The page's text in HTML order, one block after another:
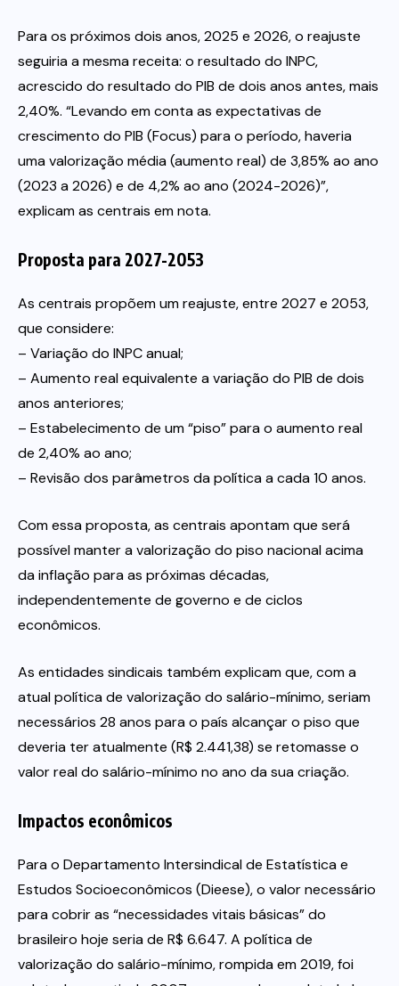
Para os próximos dois anos, 2025 e 2026, o reajuste
seguiria a mesma receita: o resultado do INPC,
acrescido do resultado do PIB de dois anos antes, mais
2,40%. “Levando em conta as expectativas de
crescimento do PIB (Focus) para o período, haveria
uma valorização média (aumento real) de 3,85% ao ano
(2023 a 2026) e de 4,2% ao ano (2024-2026)”,
explicam as centrais em nota.
Proposta para 2027-2053
As centrais propõem um reajuste, entre 2027 e 2053,
que considere:
– Variação do INPC anual;
– Aumento real equivalente a variação do PIB de dois
anos anteriores;
– Estabelecimento de um “piso” para o aumento real
de 2,40% ao ano;
– Revisão dos parâmetros da política a cada 10 anos.
Com essa proposta, as centrais apontam que será
possível manter a valorização do piso nacional acima
da inflação para as próximas décadas,
independentemente de governo e de ciclos
econômicos.
As entidades sindicais também explicam que, com a
atual política de valorização do salário-mínimo, seriam
necessários 28 anos para o país alcançar o piso que
deveria ter atualmente (R$ 2.441,38) se retomasse o
valor real do salário-mínimo no ano da sua criação.
Impactos econômicos
Para o Departamento Intersindical de Estatística e
Estudos Socioeconômicos (Dieese), o valor necessário
para cobrir as “necessidades vitais básicas” do
brasileiro hoje seria de R$ 6.647. A política de
valorização do salário-mínimo, rompida em 2019, foi